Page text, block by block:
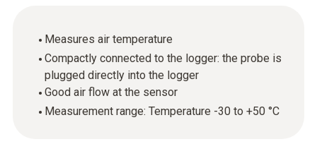
Measures air temperature
Compactly connected to the logger: the probe is
plugged directly into the logger
Good air flow at the sensor
Measurement range: Temperature -30 to +50 °C